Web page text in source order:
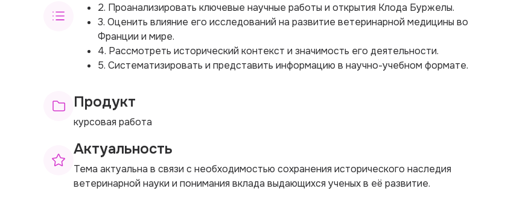
2. Проанализировать ключевые научные работы и открытия Клода Буржелы.
3. Оценить влияние его исследований на развитие ветеринарной медицины во
Франции и мире.
4. Рассмотреть исторический контекст и значимость его деятельности.
5. Систематизировать и представить информацию в научно-учебном формате.
Продукт
курсовая работа
Актуальность
Тема актуальна в связи с необходимостью сохранения исторического наследия
ветеринарной науки и понимания вклада выдающихся ученых в её развитие.